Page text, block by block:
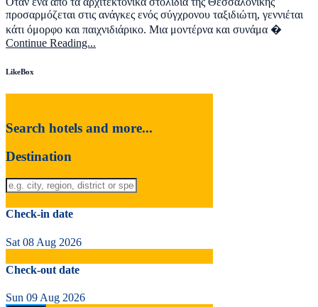
προσαρμόζεται στις ανάγκες ενός σύγχρονου ταξιδιώτη, γεννιέται
κάτι όμορφο και παιχνιδιάρικο. Μια μοντέρνα και συνάμα �
Continue Reading...
LikeBox
Search hotels and more...
Destination
Check-in date
Sat 08 Aug 2026
Check-out date
Sun 09 Aug 2026